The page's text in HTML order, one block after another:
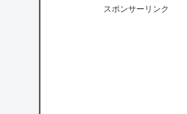
スポンサーリンク